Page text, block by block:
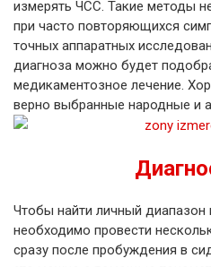
измерять ЧСС. Такие методы
при часто повторяющихся
точных аппаратных
диагноза можно будет
медикаментозное лечение.
верно выбранные народные и
Чтобы найти личный диапазон
необходимо провести
сразу после пробуждения в